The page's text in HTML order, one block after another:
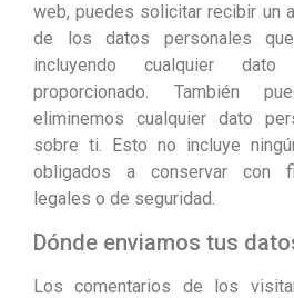
web, puedes solicitar recibir un
de los datos personales
incluyendo cualquier
proporcionado. También
eliminemos cualquier dato
sobre ti. Esto no incluye
obligados a conservar con
legales o de seguridad.
Dónde enviamos tus
Los comentarios de los